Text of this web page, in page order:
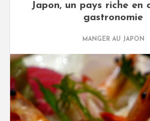
Japon, un pays riche en
gastronomie
MANGER AU JAPON